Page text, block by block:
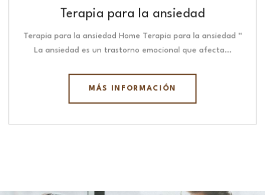
Terapia para la ansiedad
Terapia para la ansiedad Home Terapia para la ansiedad “
La ansiedad es un trastorno emocional que afecta…
MÁS INFORMACIÓN